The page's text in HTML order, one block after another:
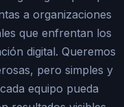
a organizaciones
que enfrentan los
digital. Queremos
pero simples y
equipo pueda